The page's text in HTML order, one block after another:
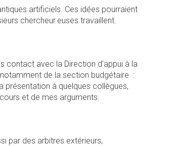
artificiels. Ces idées pourraient
chercheur.euses travaillent.
contact avec la Direction d’appui à la
de la section budgétaire :
présentation à quelques collègues,
et de mes arguments.
par des arbitres extérieurs,